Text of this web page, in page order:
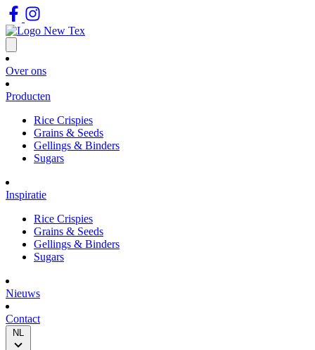
Over ons
Producten
Rice Crispies
Grains & Seeds
Gellings & Binders
Sugars
Inspiratie
Rice Crispies
Grains & Seeds
Gellings & Binders
Sugars
Nieuws
Contact
NL